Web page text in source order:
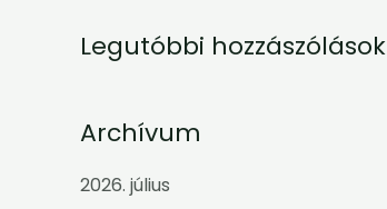
Legutóbbi hozzászólások
Archívum
2026. július